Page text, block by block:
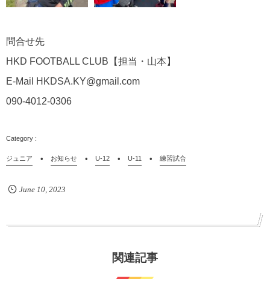
問合せ先
HKD FOOTBALL CLUB 【担当・山本】
E-Mail HKDSA.KY@gmail.com
090-4012-0306
ジュニア お知らせ U-12 U-11 練習試合
June 10, 2023
関連記事